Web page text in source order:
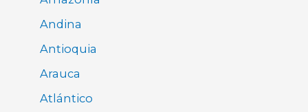
Andina
Antioquia
Arauca
Atlántico